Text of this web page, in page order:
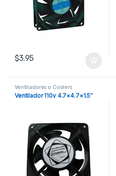
$3.95
Ventiladores o Coolers
Ventilador 110v 4.7×4.7×1.5″